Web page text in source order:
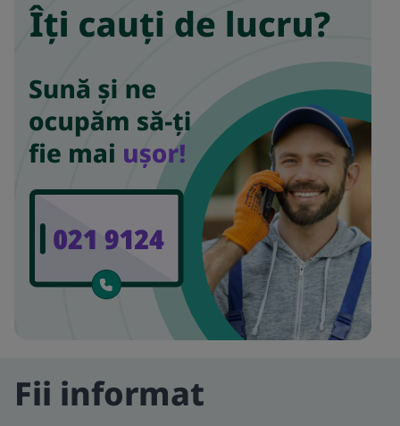
Fii informat